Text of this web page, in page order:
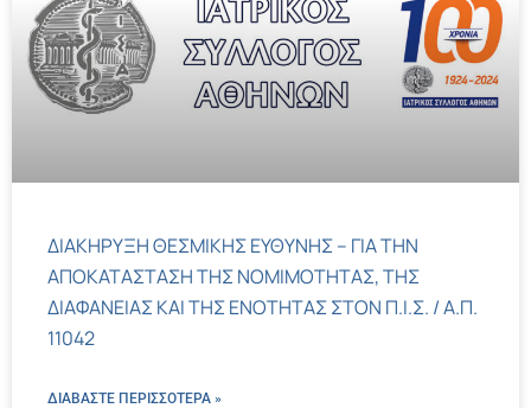
ΔΙΑΚΗΡΥΞΗ ΘΕΣΜΙΚΗΣ ΕΥΘΥΝΗΣ – ΓΙΑ ΤΗΝ
ΑΠΟΚΑΤΑΣΤΑΣΗ ΤΗΣ ΝΟΜΙΜΟΤΗΤΑΣ, ΤΗΣ
ΔΙΑΦΑΝΕΙΑΣ ΚΑΙ ΤΗΣ ΕΝΟΤΗΤΑΣ ΣΤΟΝ Π.Ι.Σ. / Α.Π.
11042
ΔΙΑΒΑΣΤΕ ΠΕΡΙΣΣΌΤΕΡΑ »